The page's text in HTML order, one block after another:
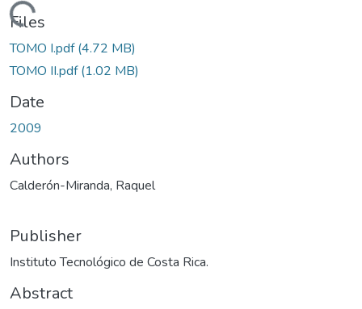
Files
TOMO I.pdf(4.72 MB)
TOMO II.pdf(1.02 MB)
Date
2009
Authors
Calderón-Miranda, Raquel
Publisher
Instituto Tecnológico de Costa Rica.
Abstract